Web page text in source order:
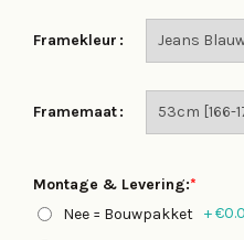
prijs
€499.00.
Framekleur
Framemaat
Montage & Levering:*
Nee = Bouwpakket +